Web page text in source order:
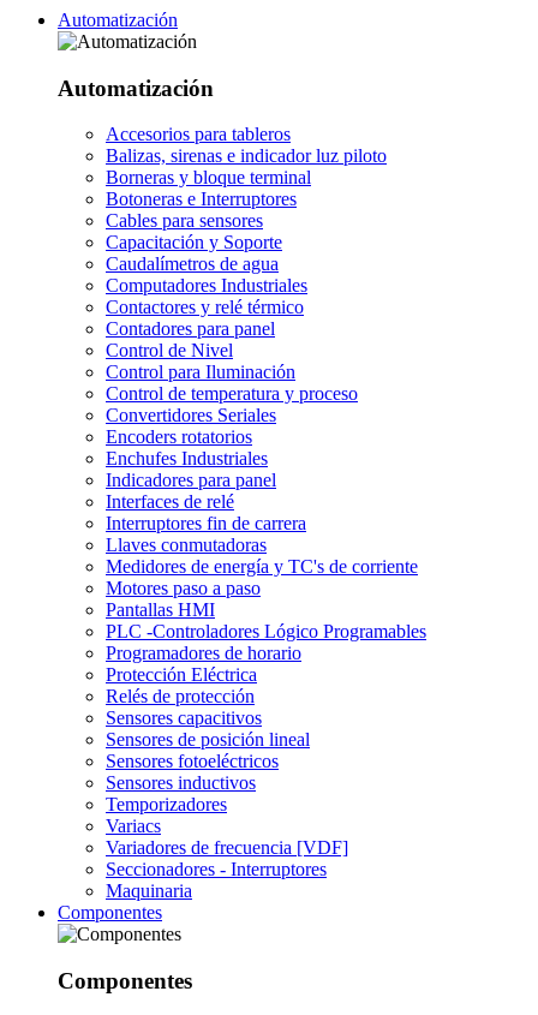
Automatización
Automatización
Accesorios para tableros
Balizas, sirenas e indicador luz piloto
Borneras y bloque terminal
Botoneras e Interruptores
Cables para sensores
Capacitación y Soporte
Caudalímetros de agua
Computadores Industriales
Contactores y relé térmico
Contadores para panel
Control de Nivel
Control para Iluminación
Control de temperatura y proceso
Convertidores Seriales
Encoders rotatorios
Enchufes Industriales
Indicadores para panel
Interfaces de relé
Interruptores fin de carrera
Llaves conmutadoras
Medidores de energía y TC's de corriente
Motores paso a paso
Pantallas HMI
PLC -Controladores Lógico Programables
Programadores de horario
Protección Eléctrica
Relés de protección
Sensores capacitivos
Sensores de posición lineal
Sensores fotoeléctricos
Sensores inductivos
Temporizadores
Variacs
Variadores de frecuencia [VDF]
Seccionadores - Interruptores
Maquinaria
Componentes
Componentes